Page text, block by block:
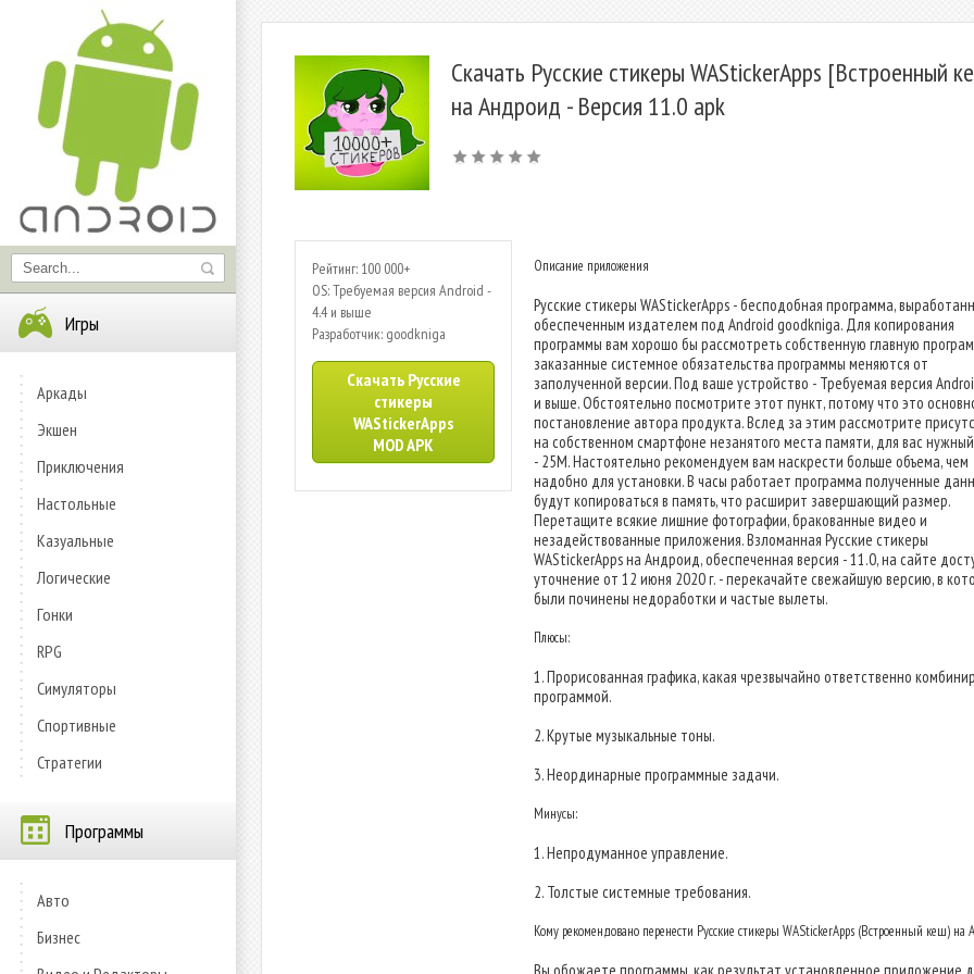
Игры
Аркады
Экшен
Приключения
Настольные
Казуальные
Логические
Гонки
RPG
Симуляторы
Спортивные
Стратегии
Программы
Авто
Бизнес
Скачать Русские стикеры WAStickerApps [Встроенный
на Андроид - Версия 11.0 apk
Рейтинг: 100 000+
OS: Требуемая версия Android -
4.4 и выше
Разработчик: goodkniga
Скачать Русские
стикеры
WAStickerApps
MOD APK
Описание приложения
Русские стикеры WAStickerApps - бесподобная программа,
обеспеченным издателем под Android goodkniga. Для копирования
программы вам хорошо бы рассмотреть собственную главную
заказанные системное обязательства программы меняются от
заполученной версии. Под ваше устройство - Требуемая версия
и выше. Обстоятельно посмотрите этот пункт, потому что это
постановление автора продукта. Вслед за этим рассмотрите
на собственном смартфоне незанятого места памяти, для вас
- 25M. Настоятельно рекомендуем вам наскрести больше объема, чем
надобно для установки. В часы работает программа полученные
будут копироваться в память, что расширит завершающий размер.
Перетащите всякие лишние фотографии, бракованные видео и
незадействованные приложения. Взломанная Русские стикеры
WAStickerApps на Андроид, обеспеченная версия - 11.0, на сайте
уточнение от 12 июня 2020 г. - перекачайте свежайшую версию, в
были починены недоработки и частые вылеты.
Плюсы:
1. Прорисованная графика, какая чрезвычайно ответственно
программой.
2. Крутые музыкальные тоны.
3. Неординарные программные задачи.
Минусы:
1. Непродуманное управление.
2. Толстые системные требования.
Кому рекомендовано перенести Русские стикеры WAStickerApps (Встроенный кеш) на